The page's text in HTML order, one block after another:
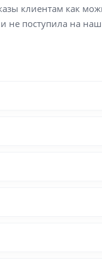
клиентам как
не поступила на